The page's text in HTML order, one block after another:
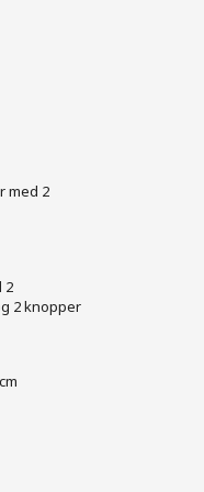
med 2
2
2 knopper